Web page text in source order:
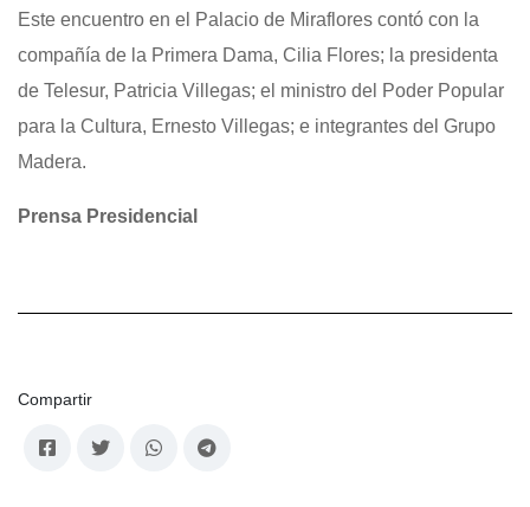
Este encuentro en el Palacio de Miraflores contó con la
compañía de la Primera Dama, Cilia Flores; la presidenta
de Telesur, Patricia Villegas; el ministro del Poder Popular
para la Cultura, Ernesto Villegas; e integrantes del Grupo
Madera.
Prensa Presidencial
Compartir